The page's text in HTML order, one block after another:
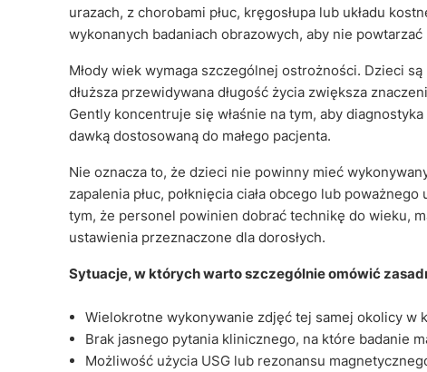
urazach, z chorobami płuc, kręgosłupa lub układu
wykonanych badaniach obrazowych, aby nie
Młody wiek wymaga szczególnej ostrożności. Dzieci
dłuższa przewidywana długość życia zwiększa
Gently koncentruje się właśnie na tym, aby
dawką dostosowaną do małego pacjenta.
Nie oznacza to, że dzieci nie powinny mieć
zapalenia płuc, połknięcia ciała obcego lub
tym, że personel powinien dobrać technikę do wieku,
ustawienia przeznaczone dla dorosłych.
Sytuacje, w których warto szczególnie omówić
Wielokrotne wykonywanie zdjęć tej samej okolicy w
Brak jasnego pytania klinicznego, na które badanie
Możliwość użycia USG lub rezonansu